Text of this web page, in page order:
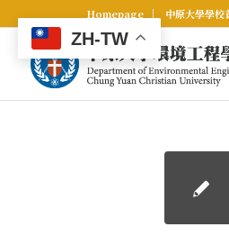
Homepage 中原大學學校
ZH-TW